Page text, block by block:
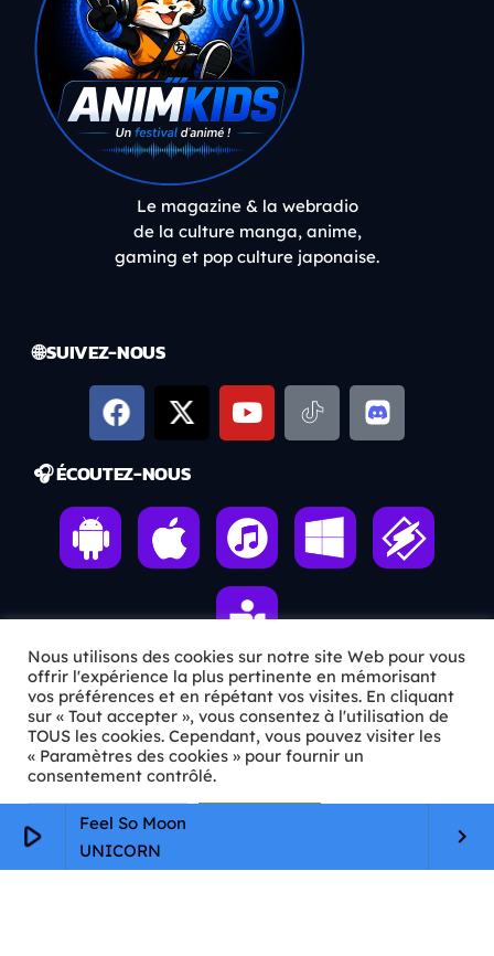
play_arrow
Feel So Moon
UNICORN
keyboard_arrow_right
Le magazine & la webradio
de la culture manga, anime,
gaming et pop culture japonaise.
🌐 SUIVEZ-NOUS
🎧 ÉCOUTEZ-NOUS
ℹ️ INFOS PRATIQUES
✉️Contact
🦊Qui sommes-nous ?
📄
Mentions légales
Nous utilisons des cookies sur notre site Web pour vous
offrir l'expérience la plus pertinente en mémorisant
vos préférences et en répétant vos visites. En cliquant
sur « Tout accepter », vous consentez à l'utilisation de
TOUS les cookies. Cependant, vous pouvez visiter les
« Paramètres des cookies » pour fournir un
consentement contrôlé.
Paramètres Cookie